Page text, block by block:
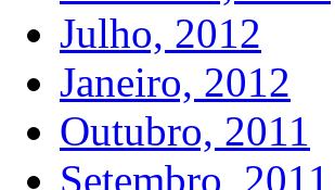
Julho, 2012
Janeiro, 2012
Outubro, 2011
Setembro, 2011